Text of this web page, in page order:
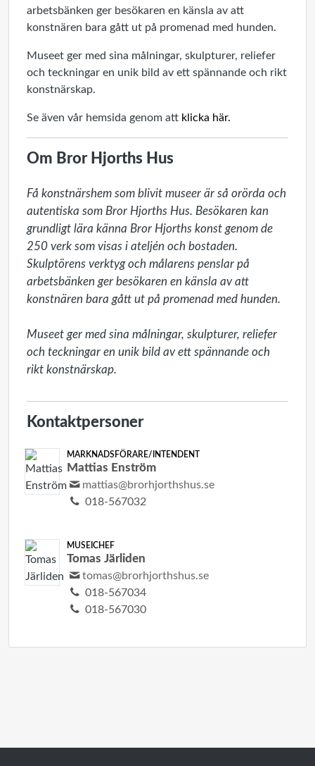
arbetsbänken ger besökaren en känsla av att
konstnären bara gått ut på promenad med hunden.
Museet ger med sina målningar, skulpturer, reliefer
och teckningar en unik bild av ett spännande och rikt
konstnärskap.
Se även vår hemsida genom att klicka här.
Om Bror Hjorths Hus
Få konstnärshem som blivit museer är så orörda och
autentiska som Bror Hjorths Hus. Besökaren kan
grundligt lära känna Bror Hjorths konst genom de
250 verk som visas i ateljén och bostaden.
Skulptörens verktyg och målarens penslar på
arbetsbänken ger besökaren en känsla av att
konstnären bara gått ut på promenad med hunden.
Museet ger med sina målningar, skulpturer, reliefer
och teckningar en unik bild av ett spännande och
rikt konstnärskap.
Kontaktpersoner
MARKNADSFÖRARE/INTENDENT
Mattias Enström
mattias@brorhjorthshus.se
018-567032
MUSEICHEF
Tomas Järliden
tomas@brorhjorthshus.se
018-567034
018-567030